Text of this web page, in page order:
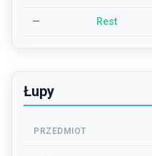
— Rest
Łupy
PRZEDMIOT